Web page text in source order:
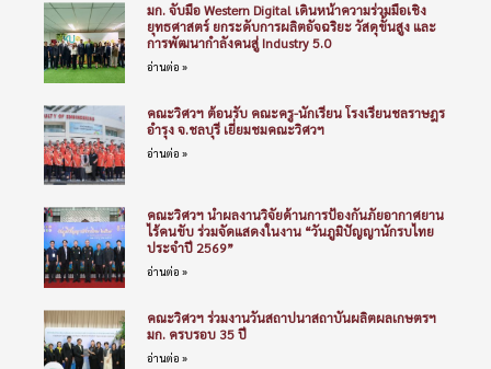
มก. จับมือ Western Digital เดินหน้าความร่วมมือเชิง
ยุทธศาสตร์ ยกระดับการผลิตอัจฉริยะ วัสดุขั้นสูง และ
การพัฒนากำลังคนสู่ Industry 5.0
อ่านต่อ »
คณะวิศวฯ ต้อนรับ คณะครู-นักเรียน โรงเรียนชลราษฎร
อำรุง จ.ชลบุรี เยี่ยมชมคณะวิศวฯ
อ่านต่อ »
คณะวิศวฯ นำผลงานวิจัยด้านการป้องกันภัยอากาศยาน
ไร้คนขับ ร่วมจัดแสดงในงาน “วันภูมิปัญญานักรบไทย
ประจำปี 2569”
อ่านต่อ »
คณะวิศวฯ ร่วมงานวันสถาปนาสถาบันผลิตผลเกษตรฯ
มก. ครบรอบ 35 ปี
อ่านต่อ »